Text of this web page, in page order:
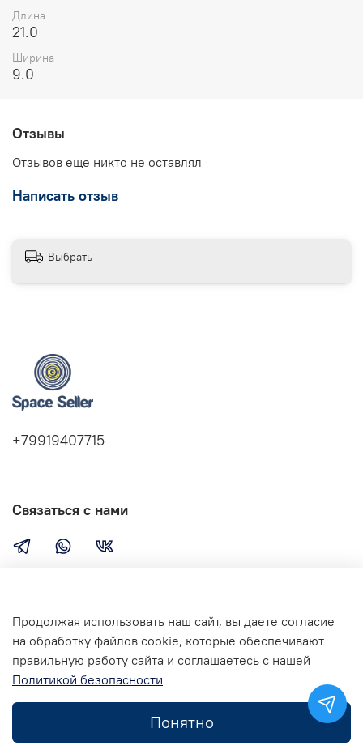
Длина
21.0
Ширина
9.0
Отзывы
Отзывов еще никто не оставлял
Написать отзыв
Выбрать
Компания
Сервис
+79919407715
Связаться с нами
Продолжая использовать наш сайт, вы даете согласие
на обработку файлов cookie, которые обеспечивают
правильную работу сайта и соглашаетесь с нашей
Политикой безопасности
Понятно